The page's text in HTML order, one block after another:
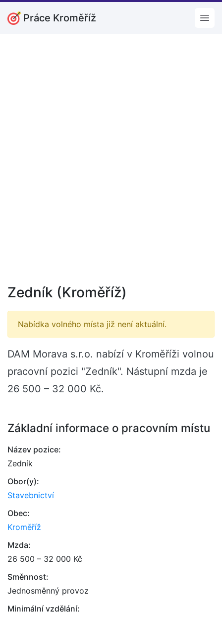
Práce Kroměříž
Zedník (Kroměříž)
Nabídka volného místa již není aktuální.
DAM Morava s.r.o. nabízí v Kroměříži volnou
pracovní pozici "Zedník". Nástupní mzda je
26 500 – 32 000 Kč.
Základní informace o pracovním místu
Název pozice:
Zedník
Obor(y):
Stavebnictví
Obec:
Kroměříž
Mzda:
26 500 – 32 000 Kč
Směnnost:
Jednosměnný provoz
Minimální vzdělání: